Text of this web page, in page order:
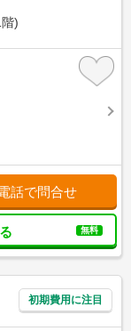
)
話で問合せ
無料
初期費用に注目